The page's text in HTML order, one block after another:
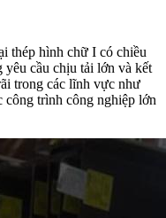
thép hình chữ I có chiều
yêu cầu chịu tải lớn và kết
trong các lĩnh vực như
công trình công nghiệp lớn